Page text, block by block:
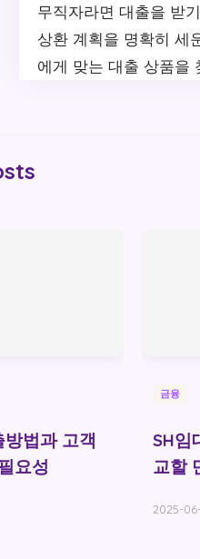
무직자라면 대출을 받
상환 계획을 명확히 세
에게 맞는 대출 상품을
법과 고객
요성
금융
SH임
교할
2025-06-